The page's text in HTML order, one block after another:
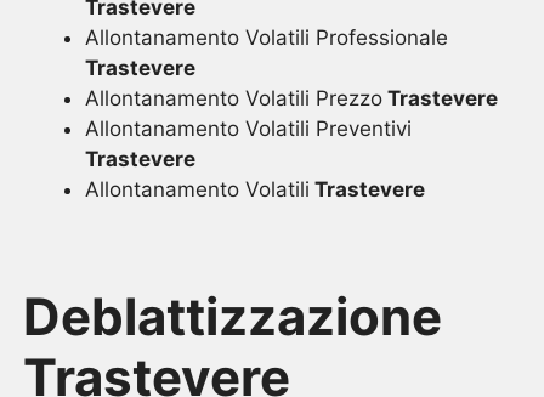
Trastevere
Allontanamento Volatili Professionale
Trastevere
Allontanamento Volatili Prezzo Trastevere
Allontanamento Volatili Preventivi
Trastevere
Allontanamento Volatili Trastevere
Deblattizzazione
Trastevere